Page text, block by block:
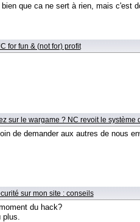
que ca ne sert à rien, mais c'est
for fun & (not for) profit
sur le wargame ? NC revoit le système
de demander aux autres de nous
sur mon site : conseils
du hack?